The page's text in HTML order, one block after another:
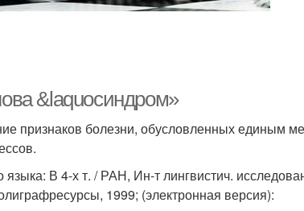
&laquoсиндром»
признаков болезни, обусловленных единым
языка: В 4-х т. / РАН, Ин-т лингвистич.
1999; (электронная версия):